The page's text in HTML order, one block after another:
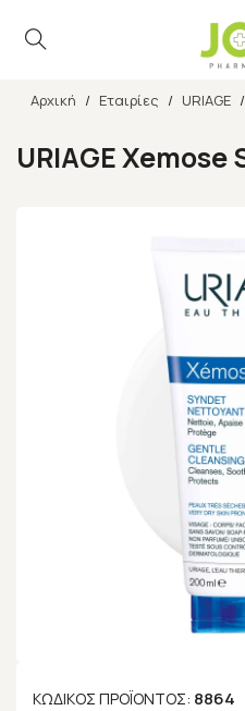
Αρχική / Εταιρίες / URIAGE /
URIAGE
ΚΩΔΙΚΌΣ ΠΡΟΪΌΝΤΟΣ: 8864